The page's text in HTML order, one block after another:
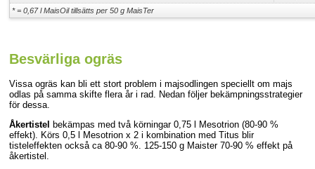
* = 0,67 l MaisOil tillsätts per 50 g MaisTer
Besvärliga ogräs
Vissa ogräs kan bli ett stort problem i majsodlingen speciellt om majs
odlas på samma skifte flera år i rad. Nedan följer bekämpningsstrategier
för dessa.
Åkertistelbekämpas med två körningar 0,75 l Mesotrion (80-90 %
effekt). Körs 0,5 l Mesotrion x 2 i kombination med Titus blir
tisteleffekten också ca 80-90 %. 125-150 g Maister 70-90 % effekt på
åkertistel.